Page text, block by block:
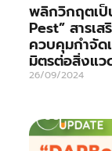
พลิกวิกฤตเป็
Pest” สารเ
ควบคุมกำจัด
มิตรต่อสิ่งแว
26/09/2024